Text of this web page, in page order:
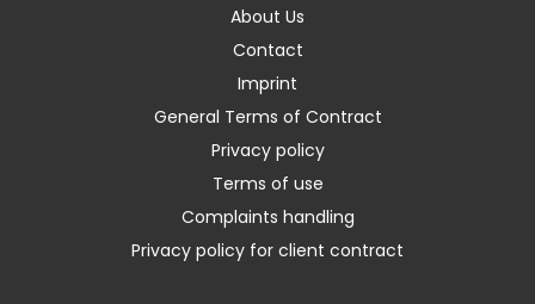
About Us
Contact
Imprint
General Terms of Contract
Privacy policy
Terms of use
Complaints handling
Privacy policy for client contract